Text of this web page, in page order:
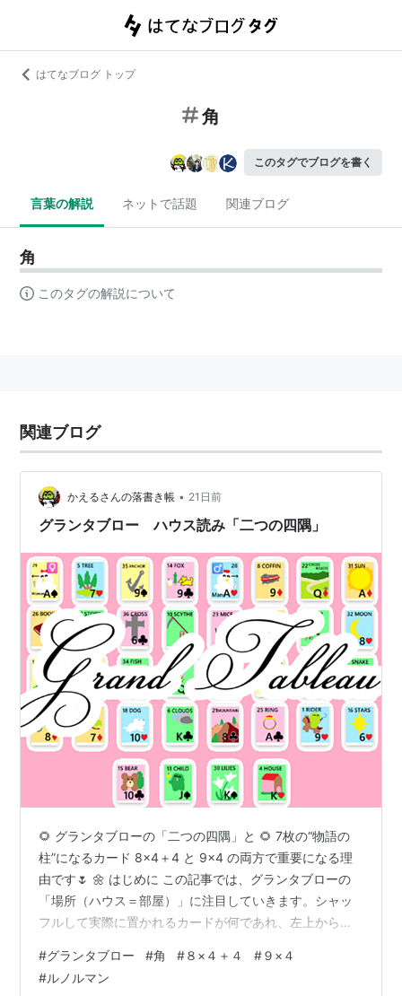
はてなブログ トップ
角
このタグでブログを書く
言葉の解説 ネットで話題 関連ブログ
角
このタグの解説について
関連ブログ
かえるさんの落書き帳 • 21日前
グランタブロー ハウス読み「二つの四隅」
🌻 グランタブローの「二つの四隅」と 🌻 7枚の“物語の
柱”になるカード 8×4＋4 と 9×4 の両方で重要になる理
由です🌷 🌼 はじめに この記事では、グランタブローの
「場所（ハウス＝部屋）」に注目していきます。シャッ
フルして実際に置かれるカードが何であれ、左上から右
す。 ですから、常に左上は、「１ ライダー」のイメージ
の場所であり、そこにどのカードが置かれるかを見るこ
#グランタブロー #角 #８×４＋４ #９×４
#ルノルマン